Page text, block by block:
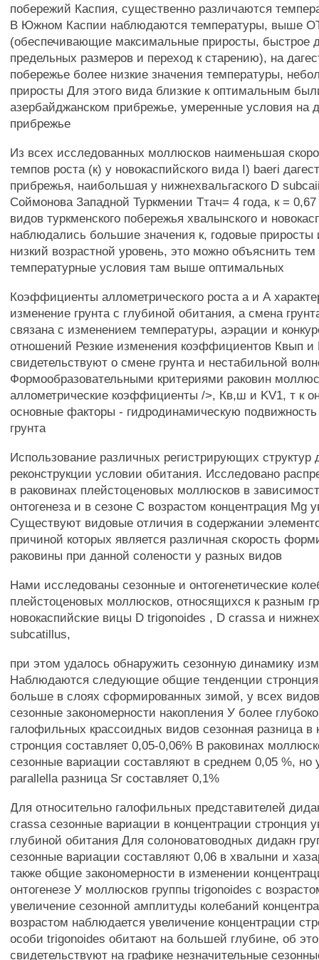
побережий Каспия, существенно различаются
В Южном Каспии наблюдаются температуры, выше
(обеспечивающие максимальные приросты, быстрое
предельных размеров и переход к старению), на
побережье более низкие значения температуры,
приросты Для этого вида близкие к оптимальным
азербайджанском прибрежье, умеренные условия на
прибрежье
Из всех исследованных моллюсков наименьшая
темпов роста (к) у новокаспийского вида I) baeri
прибрежья, наибольшая у нижнехвальгаского D
Соймонова Западной Туркмении Ттач= 4 года, к =
видов туркменского побережья хвалынского и
наблюдались большие значения к, годовые приросты
низкий возрастной уровень, это можно объяснить
температурные условия там выше оптимальных
Коэффициенты аллометрического роста а и А
изменение грунта с глубиной обитания, а смена
связана с изменением температуры, аэрации и
отношений Резкие изменения коэффициентов Квып и
свидетельствуют о смене грунта и нестабильной
Формообразовательными критериями раковин
аллометрические коэффициенты />, Кв,ш и KV1, т к
основные факторы - гидродинамическую
грунта
Использование различных регистрирующих структур
реконструкции условии обитания. Исследовано
в раковинах плейстоценовых моллюсков в
онтогенеза и в сезоне С возрастом концентрация Mg
Существуют видовые отличия в содержании
причиной которых является различная скорость
раковины при данной солености у разных видов
Нами исследованы сезонные и онтогенетические
плейстоценовых моллюсков, относящихся к разным
новокаспийские вицы D trigonoides , D crassa и
subcatillus,
при этом удалось обнаружить сезонную динамику
Наблюдаются следующие общие тенденции стронция
больше в слоях сформированных зимой, у всех
сезонные закономерности накопления У более
галофильных крассоидных видов сезонная разница в
стронция составляет 0,05-0,06% В раковинах
сезонные вариации составляют в среднем 0,05 %, но
parallella разница Sr составляет 0,1%
Для относительно галофильных представителей
crassa сезонные вариации в концентрации стронция
глубиной обитания Для солоноватоводных дидакн
сезонные вариации составляют 0,06 в хвалыни и
также общие закономерности в изменении
онтогенезе У моллюсков группы trigonoides с
увеличение сезонной амплитуды колебаний
возрастом наблюдается увеличение концентрации
особи trigonoides обитают на большей глубине, об
свидетельствуют на графике незначительные